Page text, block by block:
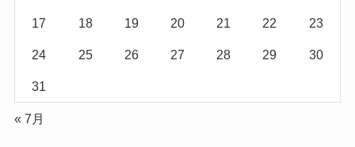
17 18 19 20 21 22 23
24 25 26 27 28 29 30
31
« 7月